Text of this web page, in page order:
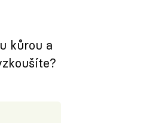
kůrou a